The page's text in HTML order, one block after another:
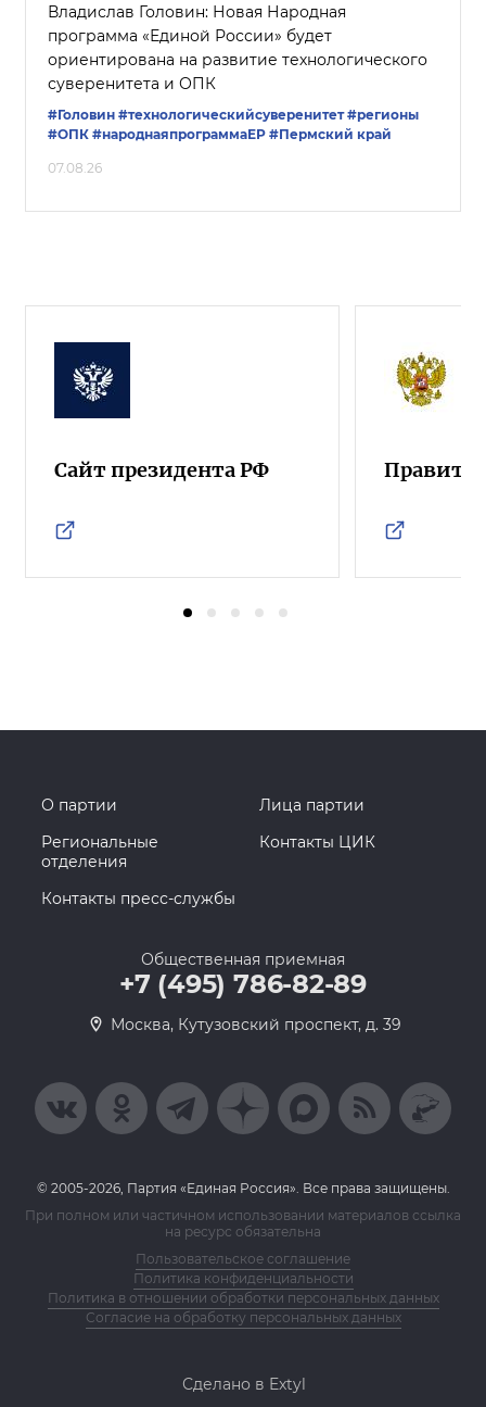
Владислав Головин: Новая Народная
программа «Единой России» будет
ориентирована на развитие технологического
суверенитета и ОПК
#Головин #технологическийсуверенитет #регионы
#ОПК #народнаяпрограммаЕР #Пермский край
07.08.26
Сайт президента РФ
О партии
Лица партии
Региональные
отделения
Контакты ЦИК
Контакты пресс-службы
Общественная приемная
+7 (495) 786-82-89
Москва, Кутузовский проспект, д. 39
© 2005-2026, Партия «Единая Россия». Все права защищены.
При полном или частичном использовании материалов ссылка
на ресурс обязательна
Пользовательское соглашение
Политика конфиденциальности
Политика в отношении обработки персональных данных
Согласие на обработку персональных данных
Сделано в Extyl